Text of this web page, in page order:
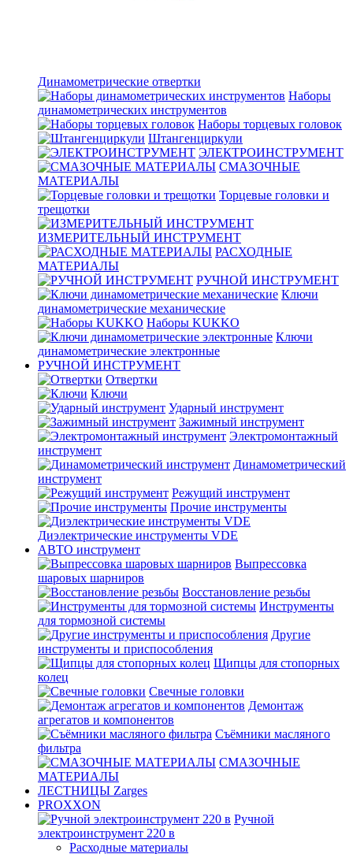
Динамометрические отвертки
Наборы
динамометрических инструментов
Наборы торцевых головок
Штангенциркули
ЭЛЕКТРОИНСТРУМЕНТ
СМАЗОЧНЫЕ
МАТЕРИАЛЫ
Торцевые головки и
трещотки
ИЗМЕРИТЕЛЬНЫЙ ИНСТРУМЕНТ
РАСХОДНЫЕ
МАТЕРИАЛЫ
РУЧНОЙ ИНСТРУМЕНТ
Ключи
динамометрические механические
Наборы KUKKO
Ключи
динамометрические электронные
РУЧНОЙ ИНСТРУМЕНТ
Отвертки
Ключи
Ударный инструмент
Зажимный инструмент
Электромонтажный
инструмент
Динамометрический
инструмент
Режущий инструмент
Прочие инструменты
Диэлектрические инструменты VDE
АВТО инструмент
Выпрессовка
шаровых шарниров
Восстановление резьбы
Инструменты
для тормозной системы
Другие
инструменты и приспособления
Щипцы для стопорных
колец
Свечные головки
Демонтаж
агрегатов и компонентов
Съёмники масляного
фильтра
СМАЗОЧНЫЕ
МАТЕРИАЛЫ
ЛЕСТНИЦЫ Zarges
PROXXON
Ручной
электроинструмент 220 в
Расходные материалы